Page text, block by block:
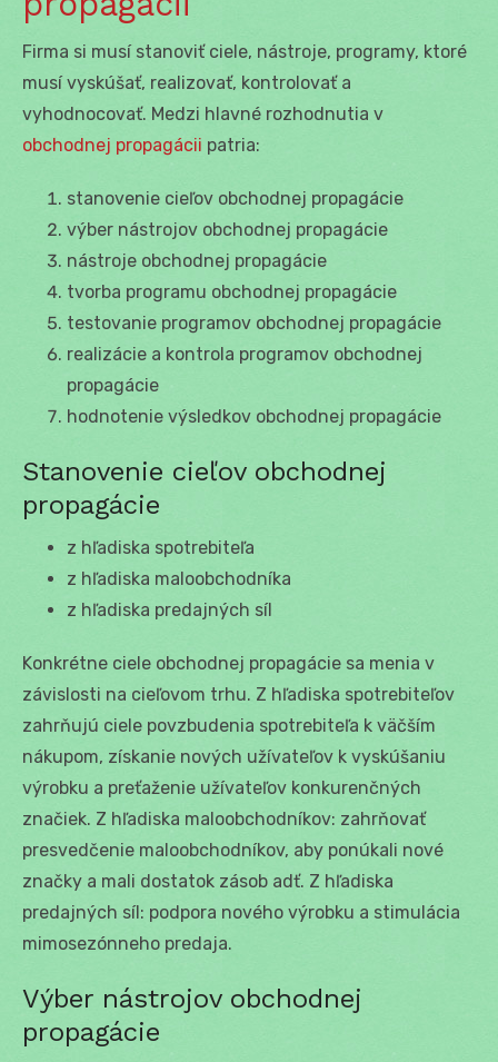
Firma si musí stanoviť ciele, nástroje, programy, ktoré
musí vyskúšať, realizovať, kontrolovať a
vyhodnocovať. Medzi hlavné rozhodnutia v
obchodnej propagácii patria:
stanovenie cieľov obchodnej propagácie
výber nástrojov obchodnej propagácie
nástroje obchodnej propagácie
tvorba programu obchodnej propagácie
testovanie programov obchodnej propagácie
realizácie a kontrola programov obchodnej
propagácie
hodnotenie výsledkov obchodnej propagácie
Stanovenie cieľov obchodnej
propagácie
z hľadiska spotrebiteľa
z hľadiska maloobchodníka
z hľadiska predajných síl
Konkrétne ciele obchodnej propagácie sa menia v
závislosti na cieľovom trhu. Z hľadiska spotrebiteľov
zahrňujú ciele povzbudenia spotrebiteľa k väčším
nákupom, získanie nových užívateľov k vyskúšaniu
výrobku a preťaženie užívateľov konkurenčných
značiek. Z hľadiska maloobchodníkov: zahrňovať
presvedčenie maloobchodníkov, aby ponúkali nové
značky a mali dostatok zásob adť. Z hľadiska
predajných síl: podpora nového výrobku a stimulácia
mimosezónneho predaja.
Výber nástrojov obchodnej
propagácie